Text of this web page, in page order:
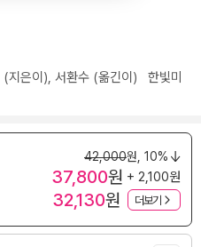
(지은이), 서환수 (옮긴이) 한빛미
42,000원, 10%
37,800원 + 2,100원
32,130원 더보기